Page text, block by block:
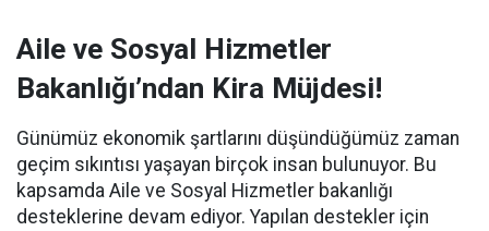
Aile ve Sosyal Hizmetler
Bakanlığı’ndan Kira Müjdesi!
Günümüz ekonomik şartlarını düşündüğümüz zaman
geçim sıkıntısı yaşayan birçok insan bulunuyor. Bu
kapsamda Aile ve Sosyal Hizmetler bakanlığı
desteklerine devam ediyor. Yapılan destekler için